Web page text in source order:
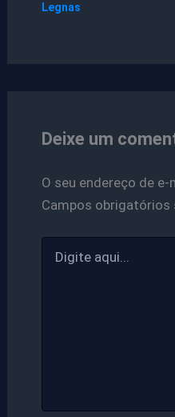
Legnas
Deixe um
O seu endereço de
Campos
aqui...